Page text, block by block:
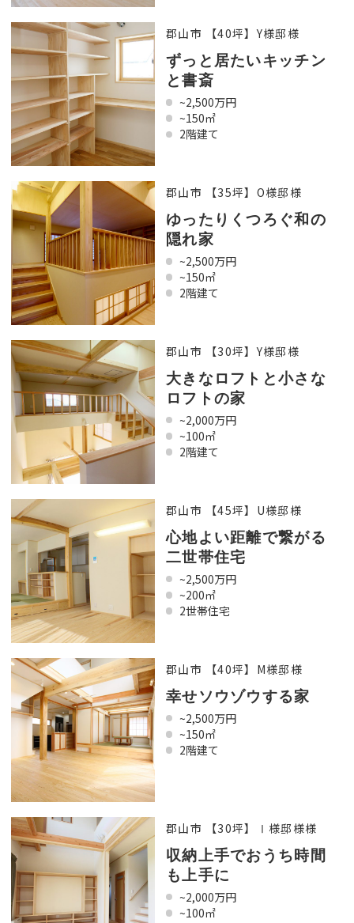
郡山市 【40坪】Y様邸様
ずっと居たいキッチン
と書斎
~2,500万円
~150㎡
2階建て
郡山市 【35坪】O様邸様
ゆったりくつろぐ和の
隠れ家
~2,500万円
~150㎡
2階建て
郡山市 【30坪】Y様邸様
大きなロフトと小さな
ロフトの家
~2,000万円
~100㎡
2階建て
郡山市 【45坪】U様邸様
心地よい距離で繋がる
二世帯住宅
~2,500万円
~200㎡
2世帯住宅
郡山市 【40坪】M様邸様
幸せソウゾウする家
~2,500万円
~150㎡
2階建て
郡山市 【30坪】Ⅰ様邸様様
収納上手でおうち時間
も上手に
~2,000万円
~100㎡